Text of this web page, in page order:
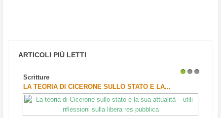
ARTICOLI PIÙ LETTI
Scritture
LA TEORIA DI CICERONE SULLO STATO E LA...